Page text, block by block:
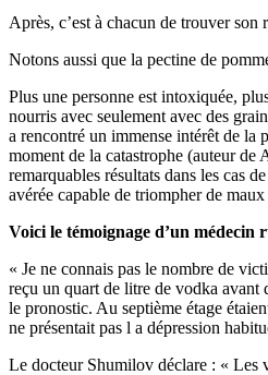
Après, c’est à chacun de trouver
Notons aussi que la pectine de
Plus une personne est intoxiquée,
nourris avec seulement avec des
a rencontré un immense intérêt de la
moment de la catastrophe (auteur de
remarquables résultats dans les cas
avérée capable de triompher de
Voici le témoignage d’un médecin
« Je ne connais pas le nombre de
reçu un quart de litre de vodka avant
le pronostic. Au septième étage
ne présentait pas l a dépression
Le docteur Shumilov déclare : « Les